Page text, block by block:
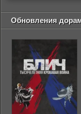
Обновления